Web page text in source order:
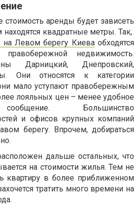
стоимость аренды будет зависеть
находятся квадратные метры. Так,
на Левом берегу Киеваобходятся
недвижимость.
Дарницкий, Днепровский,
Они относятся к категории
мало уступают правобережным
лояльных цен – менее удобное
Большинство
и офисов крупных компаний
берегу. Впрочем, добираться
дальше остальных, что
на стоимости жилья. Тем не
квартиру в более приближенном
тратить много времени на